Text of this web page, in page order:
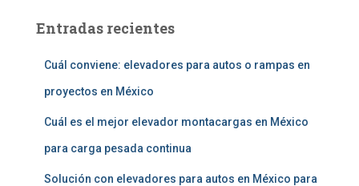
c
Entradas recientes
Cuál conviene: elevadores para autos o rampas en
proyectos en México
Cuál es el mejor elevador montacargas en México
para carga pesada continua
Solución con elevadores para autos en México para